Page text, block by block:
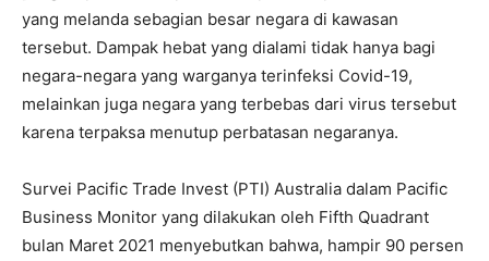
yang melanda sebagian besar negara di kawasan
tersebut. Dampak hebat yang dialami tidak hanya bagi
negara-negara yang warganya terinfeksi Covid-19,
melainkan juga negara yang terbebas dari virus tersebut
karena terpaksa menutup perbatasan negaranya.
Survei Pacific Trade Invest (PTI) Australia dalam Pacific
Business Monitor yang dilakukan oleh Fifth Quadrant
bulan Maret 2021 menyebutkan bahwa, hampir 90 persen